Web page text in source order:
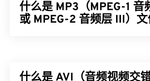
什么是 MP3（MPEG-1 音
或 MPEG-2 音频层 III）文
费者最常用的音频文件。由于体积小且
什么是 AVI（音频视频交